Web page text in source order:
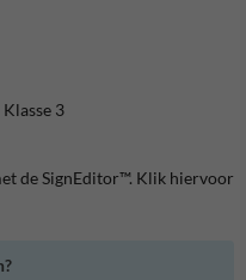
3
de SignEditor™. Klik hiervoor